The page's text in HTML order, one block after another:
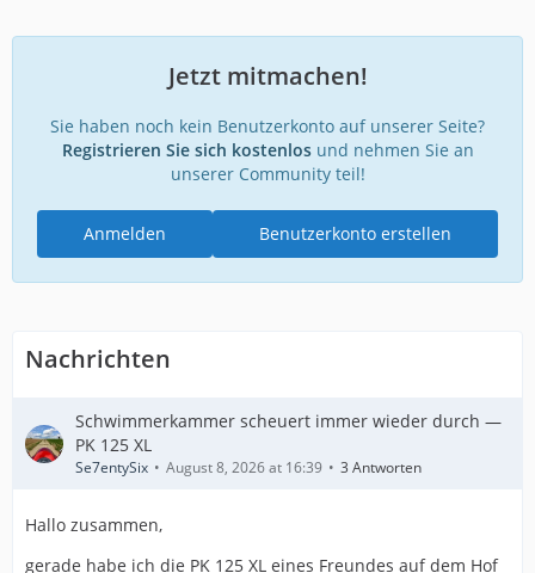
Jetzt mitmachen!
Sie haben noch kein Benutzerkonto auf unserer Seite?
Registrieren Sie sich kostenlosund nehmen Sie an
unserer Community teil!
Benutzerkonto erstellen
Anmelden
Nachrichten
Schwimmerkammer scheuert immer wieder durch —
PK 125 XL
Se7entySix August 8, 2026 at 16:39 3 Antworten
Hallo zusammen,
gerade habe ich die PK 125 XL eines Freundes auf dem Hof